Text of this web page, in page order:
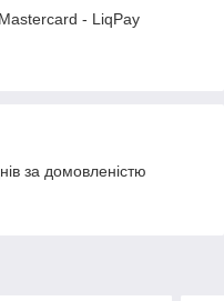
- LiqPay
за домовленістю